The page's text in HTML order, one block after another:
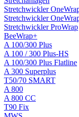
Stretchwickler
Stretchwickler
Stretchwickler ProWrap
BeeWrap+
A 100/300 Plus
A 100 / 300 Plus-HS
A 100/300 Plus Flatline
A 300 Superplus
T50/70 SMART
A 800
A 800 CC
T90 Fix